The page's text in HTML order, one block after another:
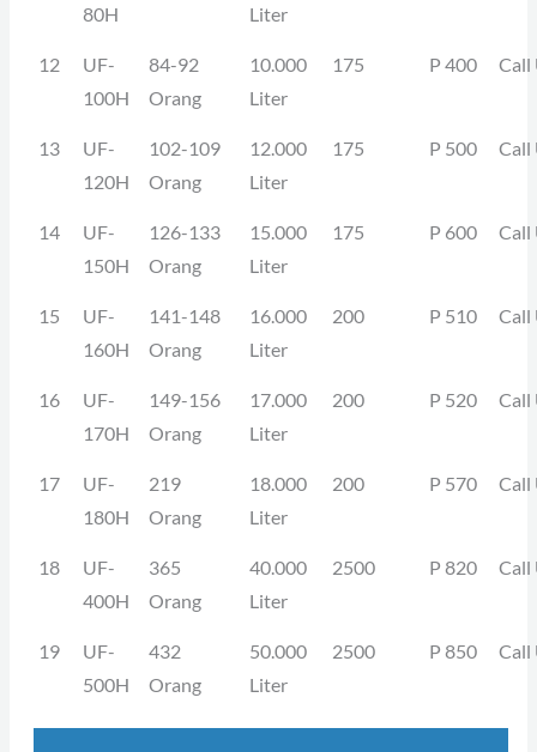
80H
Liter
12
UF-
100H
84-92
Orang
10.000
Liter
175 P 400 Call
13
UF-
120H
102-109
Orang
12.000
Liter
175 P 500 Call
14
UF-
150H
126-133
Orang
15.000
Liter
175 P 600 Call
15
UF-
160H
141-148
Orang
16.000
Liter
200 P 510 Call
16
UF-
170H
149-156
Orang
17.000
Liter
200 P 520 Call
17
UF-
180H
219
Orang
18.000
Liter
200 P 570 Call
18
UF-
400H
365
Orang
40.000
Liter
2500 P 820 Call
19
UF-
500H
432
Orang
50.000
Liter
2500 P 850 Call